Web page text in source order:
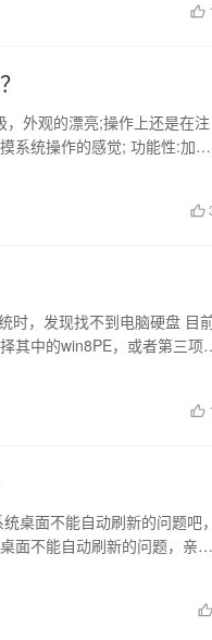
外观的漂亮;操作上还是在注
系统操作的感觉; 功能性:加入
时，发现找不到电脑硬盘 目
其中的win8PE，或者第三项
面不能自动刷新的问题吧，
面不能自动刷新的问题，亲测